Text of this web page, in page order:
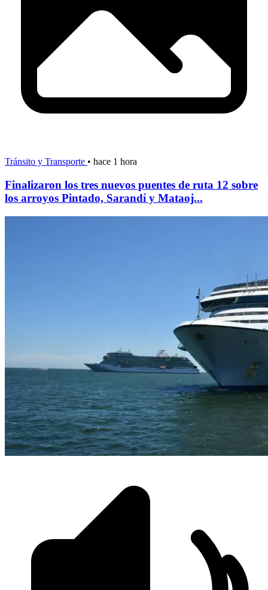
Tránsito y Transporte • hace 1 hora
Finalizaron los tres nuevos puentes de ruta 12 sobre
los arroyos Pintado, Sarandí y Mataoj...